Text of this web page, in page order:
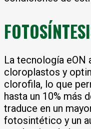
La tecnología eON
cloroplastos y
clorofila, lo que
hasta un 10% más
traduce en un
fotosintético y un